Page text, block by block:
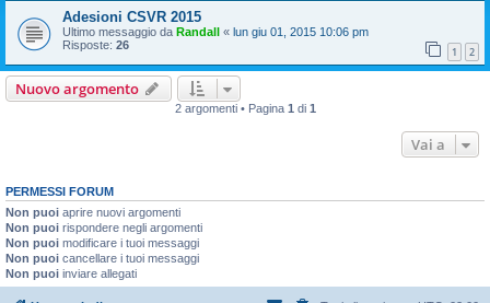
Adesioni CSVR 2015
Ultimo messaggio da Randall « lun giu 01, 2015 10:06 pm
Risposte: 26 1 2
Nuovo argomento
2 argomenti • Pagina 1 di 1
Vai a
PERMESSI FORUM
Non puoi aprire nuovi argomenti
Non puoi rispondere negli argomenti
Non puoi modificare i tuoi messaggi
Non puoi cancellare i tuoi messaggi
Non puoi inviare allegati